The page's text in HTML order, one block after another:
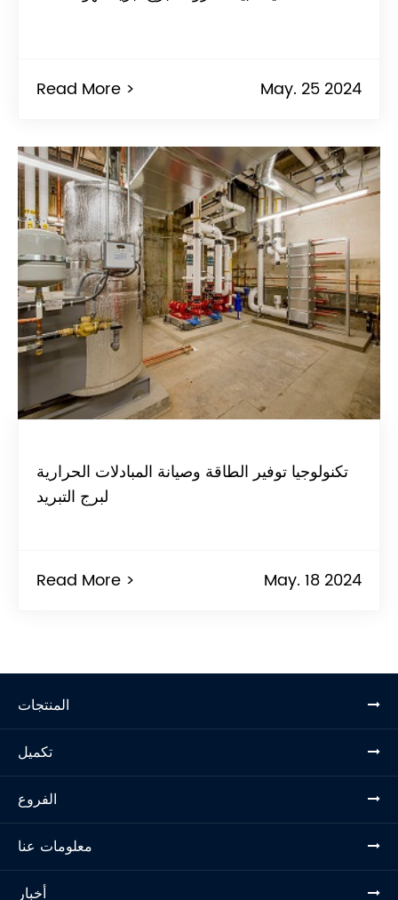
Read More > May. 25 2024
تكنولوجيا توفير الطاقة وصيانة المبادلات الحرارية
لبرج التبريد
Read More > May. 18 2024
المنتجات
تكميل
الفروع
معلومات عنا
أخبار